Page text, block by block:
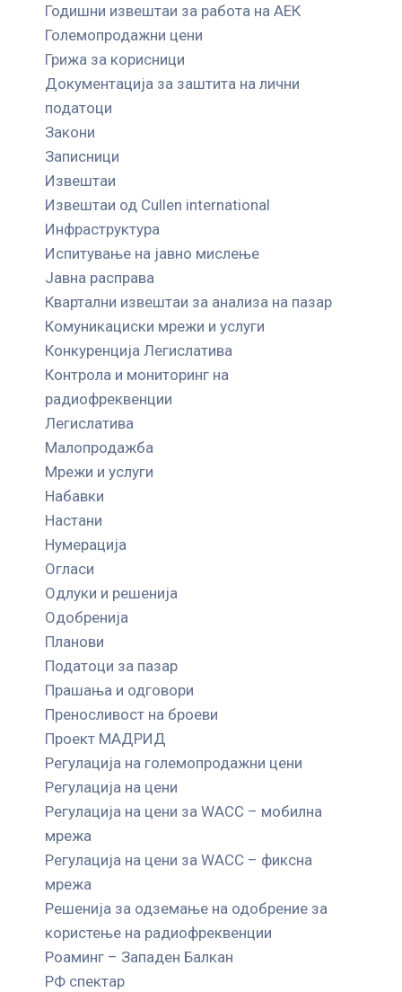
Годишни извештаи за работа на АЕК
Големопродажни цени
Грижа за корисници
Документација за заштита на лични
податоци
Закони
Записници
Извештаи
Извештаи од Cullen international
Инфраструктура
Испитување на јавно мислење
Јавна расправа
Квартални извештаи за анализа на пазар
Комуникациски мрежи и услуги
Конкуренција Легислатива
Контрола и мониторинг на
радиофреквенции
Легислатива
Малопродажба
Мрежи и услуги
Набавки
Настани
Нумерација
Огласи
Одлуки и решенија
Одобренија
Планови
Податоци за пазар
Прашања и одговори
Преносливост на броеви
Проект МАДРИД
Регулација на големопродажни цени
Регулација на цени
Регулација на цени за WACC – мобилна
мрежа
Регулација на цени за WACC – фиксна
мрежа
Решенија за одземање на одобрение за
користење на радиофреквенции
Роаминг – Западен Балкан
РФ спектар